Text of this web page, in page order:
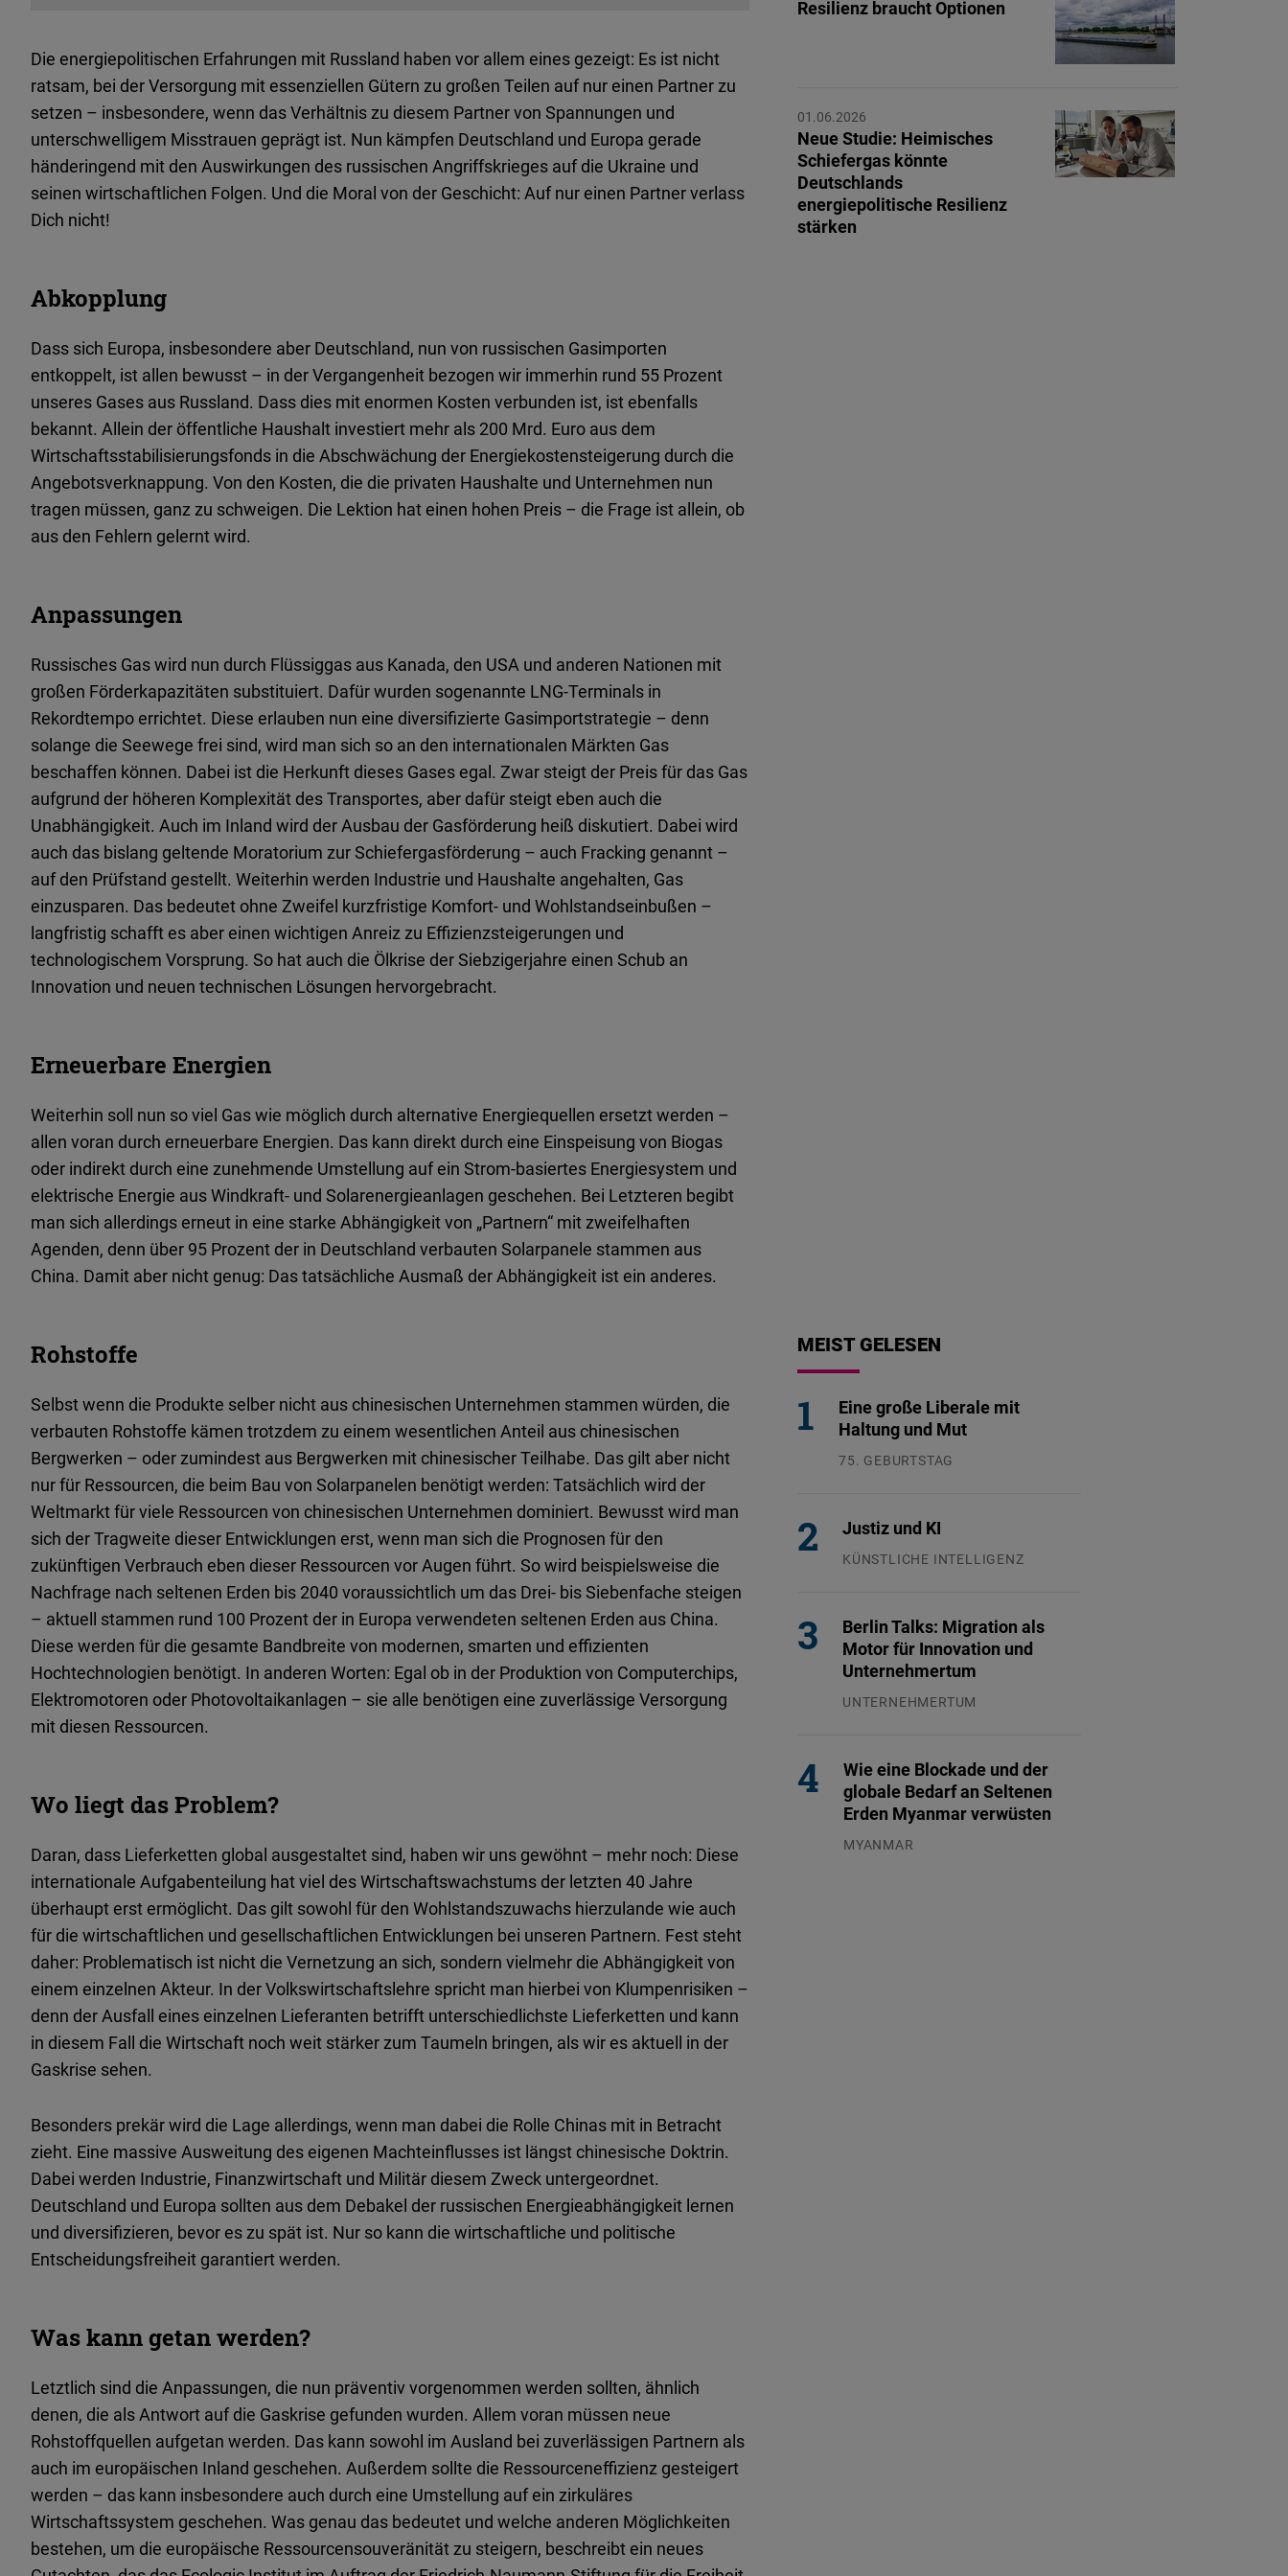
Die energiepolitischen Erfahrungen mit Russland haben vor allem eines gezeigt: Es ist nicht
ratsam, bei der Versorgung mit essenziellen Gütern zu großen Teilen auf nur einen Partner zu
setzen – insbesondere, wenn das Verhältnis zu diesem Partner von Spannungen und
unterschwelligem Misstrauen geprägt ist. Nun kämpfen Deutschland und Europa gerade
händeringend mit den Auswirkungen des russischen Angriffskrieges auf die Ukraine und
seinen wirtschaftlichen Folgen. Und die Moral von der Geschicht: Auf nur einen Partner verlass
Dich nicht!
Abkopplung
Dass sich Europa, insbesondere aber Deutschland, nun von russischen Gasimporten
entkoppelt, ist allen bewusst – in der Vergangenheit bezogen wir immerhin rund 55 Prozent
unseres Gases aus Russland. Dass dies mit enormen Kosten verbunden ist, ist ebenfalls
bekannt. Allein der öffentliche Haushalt investiert mehr als 200 Mrd. Euro aus dem
Wirtschaftsstabilisierungsfonds in die Abschwächung der Energiekostensteigerung durch die
Angebotsverknappung. Von den Kosten, die die privaten Haushalte und Unternehmen nun
tragen müssen, ganz zu schweigen. Die Lektion hat einen hohen Preis – die Frage ist allein, ob
aus den Fehlern gelernt wird.
Anpassungen
Russisches Gas wird nun durch Flüssiggas aus Kanada, den USA und anderen Nationen mit
großen Förderkapazitäten substituiert. Dafür wurden sogenannte LNG-Terminals in
Rekordtempo errichtet. Diese erlauben nun eine diversifizierte Gasimportstrategie – denn
solange die Seewege frei sind, wird man sich so an den internationalen Märkten Gas
beschaffen können. Dabei ist die Herkunft dieses Gases egal. Zwar steigt der Preis für das Gas
aufgrund der höheren Komplexität des Transportes, aber dafür steigt eben auch die
Unabhängigkeit. Auch im Inland wird der Ausbau der Gasförderung heiß diskutiert. Dabei wird
auch das bislang geltende Moratorium zur Schiefergasförderung – auch Fracking genannt –
auf den Prüfstand gestellt. Weiterhin werden Industrie und Haushalte angehalten, Gas
einzusparen. Das bedeutet ohne Zweifel kurzfristige Komfort- und Wohlstandseinbußen –
langfristig schafft es aber einen wichtigen Anreiz zu Effizienzsteigerungen und
technologischem Vorsprung. So hat auch die Ölkrise der Siebzigerjahre einen Schub an
Innovation und neuen technischen Lösungen hervorgebracht.
Erneuerbare Energien
Weiterhin soll nun so viel Gas wie möglich durch alternative Energiequellen ersetzt werden –
allen voran durch erneuerbare Energien. Das kann direkt durch eine Einspeisung von Biogas
oder indirekt durch eine zunehmende Umstellung auf ein Strom-basiertes Energiesystem und
elektrische Energie aus Windkraft- und Solarenergieanlagen geschehen. Bei Letzteren begibt
man sich allerdings erneut in eine starke Abhängigkeit von „Partnern“ mit zweifelhaften
Agenden, denn über 95 Prozent der in Deutschland verbauten Solarpanele stammen aus
China. Damit aber nicht genug: Das tatsächliche Ausmaß der Abhängigkeit ist ein anderes.
Rohstoffe
Selbst wenn die Produkte selber nicht aus chinesischen Unternehmen stammen würden, die
verbauten Rohstoffe kämen trotzdem zu einem wesentlichen Anteil aus chinesischen
Bergwerken – oder zumindest aus Bergwerken mit chinesischer Teilhabe. Das gilt aber nicht
nur für Ressourcen, die beim Bau von Solarpanelen benötigt werden: Tatsächlich wird der
Weltmarkt für viele Ressourcen von chinesischen Unternehmen dominiert. Bewusst wird man
sich der Tragweite dieser Entwicklungen erst, wenn man sich die Prognosen für den
zukünftigen Verbrauch eben dieser Ressourcen vor Augen führt. So wird beispielsweise die
Nachfrage nach seltenen Erden bis 2040 voraussichtlich um das Drei- bis Siebenfache steigen
– aktuell stammen rund 100 Prozent der in Europa verwendeten seltenen Erden aus China.
Diese werden für die gesamte Bandbreite von modernen, smarten und effizienten
Hochtechnologien benötigt. In anderen Worten: Egal ob in der Produktion von Computerchips,
Elektromotoren oder Photovoltaikanlagen – sie alle benötigen eine zuverlässige Versorgung
mit diesen Ressourcen.
Wo liegt das Problem?
Daran, dass Lieferketten global ausgestaltet sind, haben wir uns gewöhnt – mehr noch: Diese
internationale Aufgabenteilung hat viel des Wirtschaftswachstums der letzten 40 Jahre
überhaupt erst ermöglicht. Das gilt sowohl für den Wohlstandszuwachs hierzulande wie auch
für die wirtschaftlichen und gesellschaftlichen Entwicklungen bei unseren Partnern. Fest steht
daher: Problematisch ist nicht die Vernetzung an sich, sondern vielmehr die Abhängigkeit von
einem einzelnen Akteur. In der Volkswirtschaftslehre spricht man hierbei von Klumpenrisiken –
denn der Ausfall eines einzelnen Lieferanten betrifft unterschiedlichste Lieferketten und kann
in diesem Fall die Wirtschaft noch weit stärker zum Taumeln bringen, als wir es aktuell in der
Gaskrise sehen.
Besonders prekär wird die Lage allerdings, wenn man dabei die Rolle Chinas mit in Betracht
zieht. Eine massive Ausweitung des eigenen Machteinflusses ist längst chinesische Doktrin.
Dabei werden Industrie, Finanzwirtschaft und Militär diesem Zweck untergeordnet.
Deutschland und Europa sollten aus dem Debakel der russischen Energieabhängigkeit lernen
und diversifizieren, bevor es zu spät ist. Nur so kann die wirtschaftliche und politische
Entscheidungsfreiheit garantiert werden.
Was kann getan werden?
Letztlich sind die Anpassungen, die nun präventiv vorgenommen werden sollten, ähnlich
denen, die als Antwort auf die Gaskrise gefunden wurden. Allem voran müssen neue
Rohstoffquellen aufgetan werden. Das kann sowohl im Ausland bei zuverlässigen Partnern als
auch im europäischen Inland geschehen. Außerdem sollte die Ressourceneffizienz gesteigert
werden – das kann insbesondere auch durch eine Umstellung auf ein zirkuläres
Wirtschaftssystem geschehen. Was genau das bedeutet und welche anderen Möglichkeiten
bestehen, um die europäische Ressourcensouveränität zu steigern, beschreibt ein neues
Resilienz braucht Optionen
01.06.2026
Neue Studie: Heimisches
Schiefergas könnte
Deutschlands
energiepolitische Resilienz
stärken
MEIST GELESEN
Eine große Liberale mit
Haltung und Mut
75. GEBURTSTAG
Justiz und KI
KÜNSTLICHE INTELLIGENZ
Berlin Talks: Migration als
Motor für Innovation und
Unternehmertum
UNTERNEHMERTUM
Wie eine Blockade und der
globale Bedarf an Seltenen
Erden Myanmar verwüsten
MYANMAR
Newsletter2go
Podigee
Embed